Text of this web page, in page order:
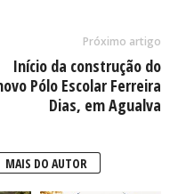
Próximo artigo
Início da construção do
Pólo Escolar Ferreira
Dias, em Agualva
MAIS DO AUTOR